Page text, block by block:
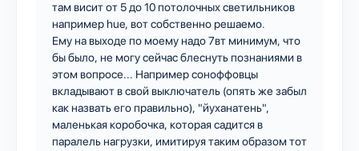
там висит от 5 до 10 потолочных светильников
например hue, вот собственно решаемо.
Ему на выходе по моему надо 7вт минимум, что
бы было, не могу сейчас блеснуть познаниями в
этом вопросе... Например соноффовцы
вкладывают в свой выключатель (опять же забыл
как назвать его правильно), "йуханатень",
маленькая коробочка, которая садится в
паралель нагрузки, имитируя таким образом тот